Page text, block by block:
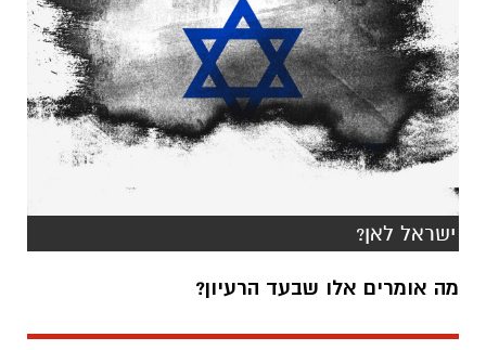
ישראל לאן?
מה אומרים אלו שבעד הרעיון?